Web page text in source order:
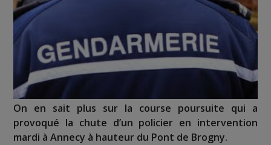
On en sait plus sur la course poursuite qui a
provoqué la chute d’un policier en intervention
mardi à Annecy à hauteur du Pont de Brogny.